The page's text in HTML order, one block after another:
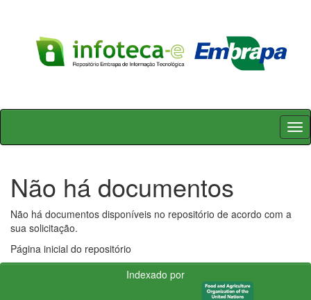
Skip
Não há documentos
Não há documentos disponíveis no repositório de acordo com a
sua solicitação.
Página inicial do repositório
Indexado por